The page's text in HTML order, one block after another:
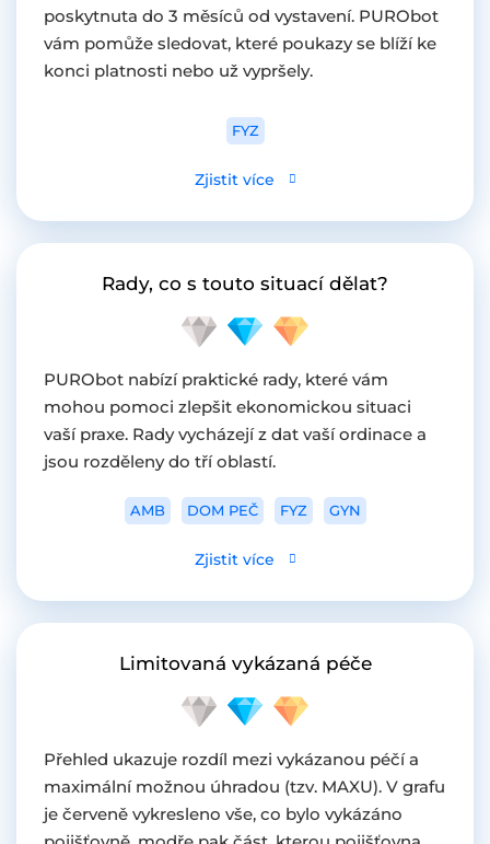
poskytnuta do 3 měsíců od vystavení. PURObot
vám pomůže sledovat, které poukazy se blíží ke
konci platnosti nebo už vypršely.
FYZ
Zjistit více
Rady, co s touto situací dělat?
PURObot nabízí praktické rady, které vám
mohou pomoci zlepšit ekonomickou situaci
vaší praxe. Rady vycházejí z dat vaší ordinace a
jsou rozděleny do tří oblastí.
AMB DOM PEČ FYZ GYN
Zjistit více
Limitovaná vykázaná péče
Přehled ukazuje rozdíl mezi vykázanou péčí a
maximální možnou úhradou (tzv. MAXU). V grafu
je červeně vykresleno vše, co bylo vykázáno